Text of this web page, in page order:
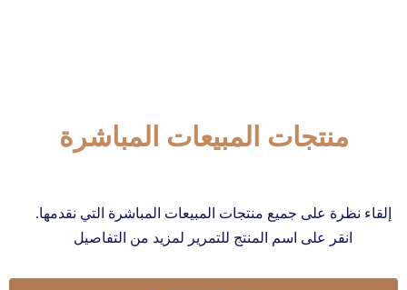
منتجات المبيعات المباشرة
إلقاء نظرة على جميع منتجات المبيعات المباشرة التي نقدمها.
انقر على اسم المنتج للتمرير لمزيد من التفاصيل